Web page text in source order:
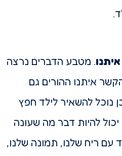
. מטבע הדברים נרצה
איתנו ההורים גם
נוכל להשאיר לילד חפץ
יכול להיות דבר מה שעונה
עם ריח שלנו, תמונה שלנו,